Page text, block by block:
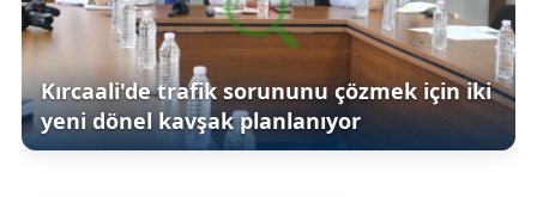
Kırcaali'de trafik sorununu çözmek için iki
yeni dönel kavşak planlanıyor